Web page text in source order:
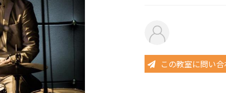
この教室に問い